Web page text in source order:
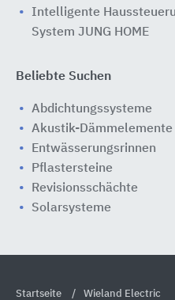
Intelligente
System JUNG HOME
Beliebte Suchen
Abdichtungssysteme
Akustik-Dämmelemente
Entwässerungsrinnen
Pflastersteine
Revisionsschächte
Solarsysteme
Startseite Wieland Electric